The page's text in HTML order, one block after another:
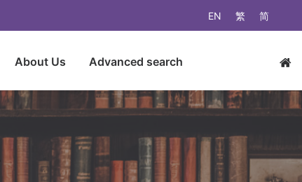
EN 繁 简
About Us Advanced search